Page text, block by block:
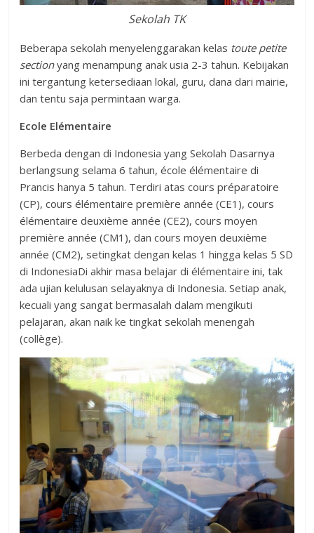
Sekolah TK
Beberapa sekolah menyelenggarakan kelas toute petite
sectionyang menampung anak usia 2-3 tahun. Kebijakan
ini tergantung ketersediaan lokal, guru, dana dari mairie,
dan tentu saja permintaan warga.
Ecole Elémentaire
Berbeda dengan di Indonesia yang Sekolah Dasarnya
berlangsung selama 6 tahun, école élémentaire di
Prancis hanya 5 tahun. Terdiri atas cours préparatoire
(CP), cours élémentaire première année (CE1), cours
élémentaire deuxième année (CE2), cours moyen
première année (CM1), dan cours moyen deuxième
année (CM2), setingkat dengan kelas 1 hingga kelas 5 SD
di IndonesiaDi akhir masa belajar di élémentaire ini, tak
ada ujian kelulusan selayaknya di Indonesia. Setiap anak,
kecuali yang sangat bermasalah dalam mengikuti
pelajaran, akan naik ke tingkat sekolah menengah
(collège).